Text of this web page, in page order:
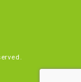
トの個人情